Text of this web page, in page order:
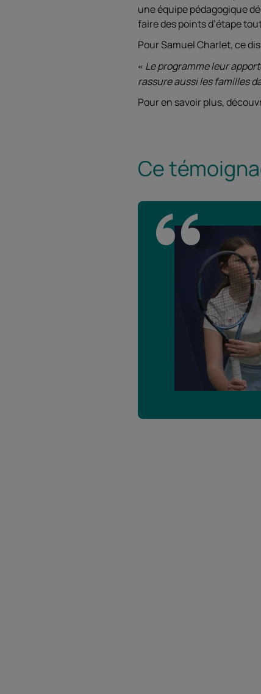
une équipe pédagogique
faire des points d’étape
Pour Samuel Charlet, ce
Le programme leur
rassure aussi les familles
Pour en savoir plus,
Ce